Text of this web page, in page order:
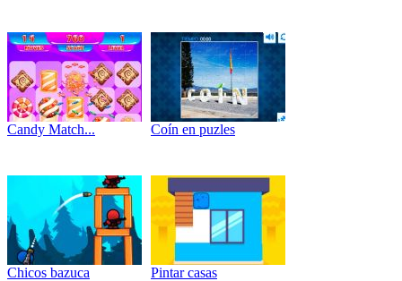
Candy Match... Coín en puzles
Chicos bazuca Pintar casas